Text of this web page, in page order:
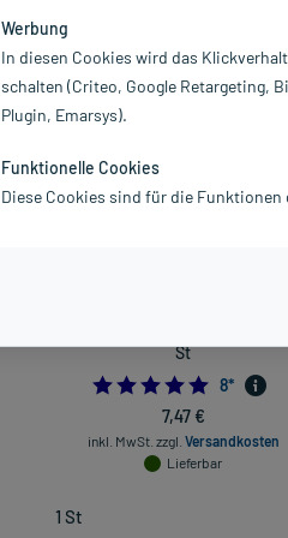
Sortieren Relevanz absteigend
Fixierbinde kohäsiv elastisch 10
St
5.0
8*
7,47 €
inkl. MwSt. zzgl. Versandkosten
Lieferbar
Werbung
In diesen Cookies wird das
schalten (Criteo, Google Retargeting,
Plugin, Emarsys).
Funktionelle Cookies
Diese Cookies sind für die